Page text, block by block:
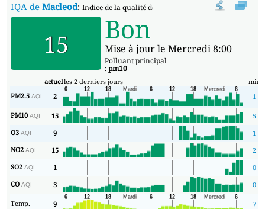
IQA deMacleod:Indice de la qualité de l'air (IQA) à Macleod en temps
15 Bon
Mise à jour le Mercredi 8:00
Polluant principal
:pm10
actuelles 2 derniers jours min
PM2.5AQI 2 1
PM10AQI 15
5
O3AQI 9
1
NO2AQI 15
2
SO2AQI 1
0
COAQI 3 0
Temp. 9 7